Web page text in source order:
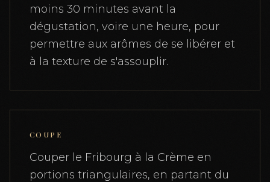
moins 30 minutes avant la
dégustation, voire une heure, pour
permettre aux arômes de se libérer et
à la texture de s'assouplir.
COUPE
Couper le Fribourg à la Crème en
portions triangulaires, en partant du